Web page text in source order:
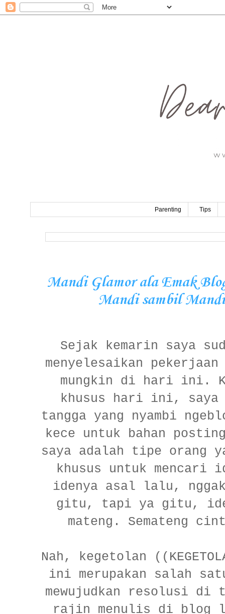
Parenting Tips
Mandi Glamor ala Emak
Mandi sambil
Sejak kemarin saya
menyelesaikan
mungkin di hari ini.
khusus hari ini, saya
tangga yang nyambi
kece untuk bahan
saya adalah tipe orang
khusus untuk
idenya asal lalu,
gitu, tapi ya gitu, ide
mateng. Semateng
Nah, kegetolan
ini merupakan salah
mewujudkan resolusi
rajin menulis di